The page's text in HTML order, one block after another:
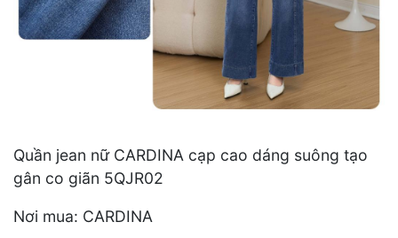
Quần jean nữ CARDINA cạp cao dáng suông tạo
gân co giãn 5QJR02
Nơi mua: CARDINA